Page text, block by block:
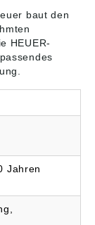
baut den
HEUER-
Jahren